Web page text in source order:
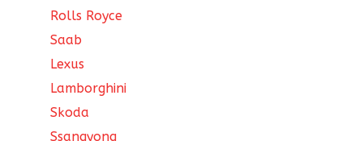
Rolls Royce
Saab
Lexus
Lamborghini
Skoda
Ssangyong